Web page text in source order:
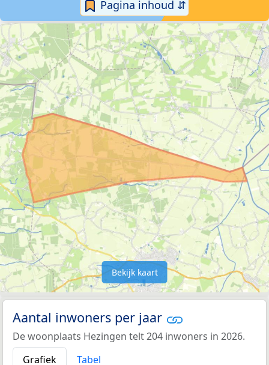
Pagina inhoud ⇵
Bekijk kaart
Aantal inwoners per jaar
De woonplaats Hezingen telt 204 inwoners in 2026.
Grafiek
Tabel